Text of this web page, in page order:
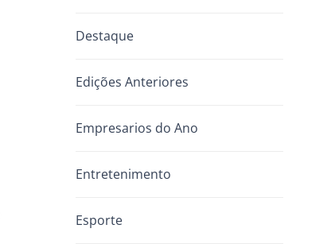
Destaque
Edições Anteriores
Empresarios do Ano
Entretenimento
Esporte